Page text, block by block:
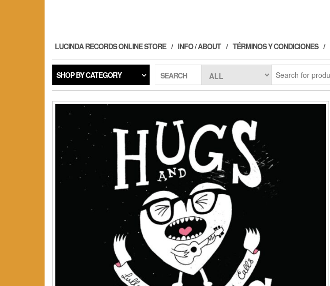
LUCINDA RECORDS ONLINE STORE INFO / ABOUT TÉRMINOS Y CONDICIONES
SHOP BY CATEGORY SEARCH